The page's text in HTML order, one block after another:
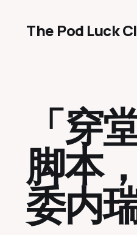
The Pod Luck
「穿
脚本
委内